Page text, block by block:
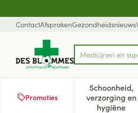
ContactAfsprakenGezondheidsnieuws
Product, merk,
Medicijnen en
Promoties
Schoonheid,
verzorging en
hygiëne
Toon